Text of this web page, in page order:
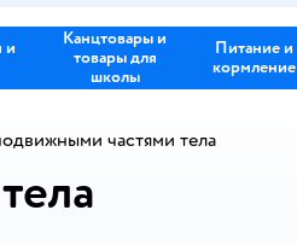
и
Канцтовары и
товары для
школы
Питание и
кормление
частями тела